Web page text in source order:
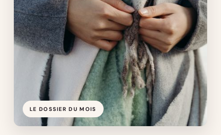
LE DOSSIER DU MOIS